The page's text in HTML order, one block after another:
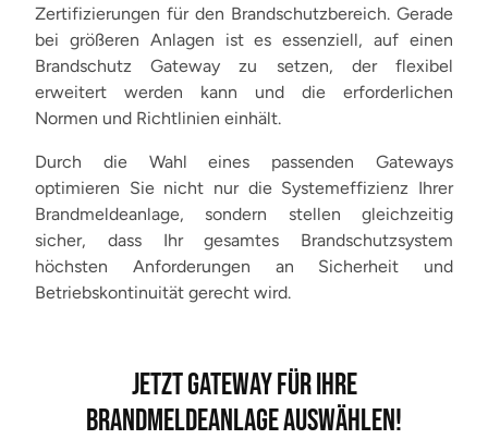
Zertifizierungen für den Brandschutzbereich. Gerade
bei größeren Anlagen ist es essenziell, auf einen
Brandschutz Gateway zu setzen, der flexibel
erweitert werden kann und die erforderlichen
Normen und Richtlinien einhält.
Durch die Wahl eines passenden Gateways
optimieren Sie nicht nur die Systemeffizienz Ihrer
Brandmeldeanlage, sondern stellen gleichzeitig
sicher, dass Ihr gesamtes Brandschutzsystem
höchsten Anforderungen an Sicherheit und
Betriebskontinuität gerecht wird.
JETZT GATEWAY FÜR IHRE
BRANDMELDEANLAGE AUSWÄHLEN!